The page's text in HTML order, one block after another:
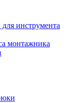
инструмента
монтажника